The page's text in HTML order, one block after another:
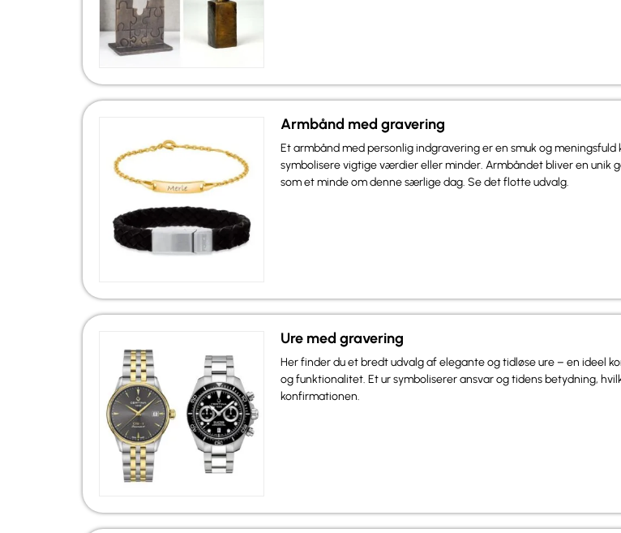
Armbånd med gravering
Et armbånd med personlig indgravering er en smuk og
symbolisere vigtige værdier eller minder. Armbåndet bliver en unik
som et minde om denne særlige dag. Se det flotte udvalg.
Ure med gravering
Her finder du et bredt udvalg af elegante og tidløse ure – en ideel
og funktionalitet. Et ur symboliserer ansvar og tidens betydning,
konfirmationen.